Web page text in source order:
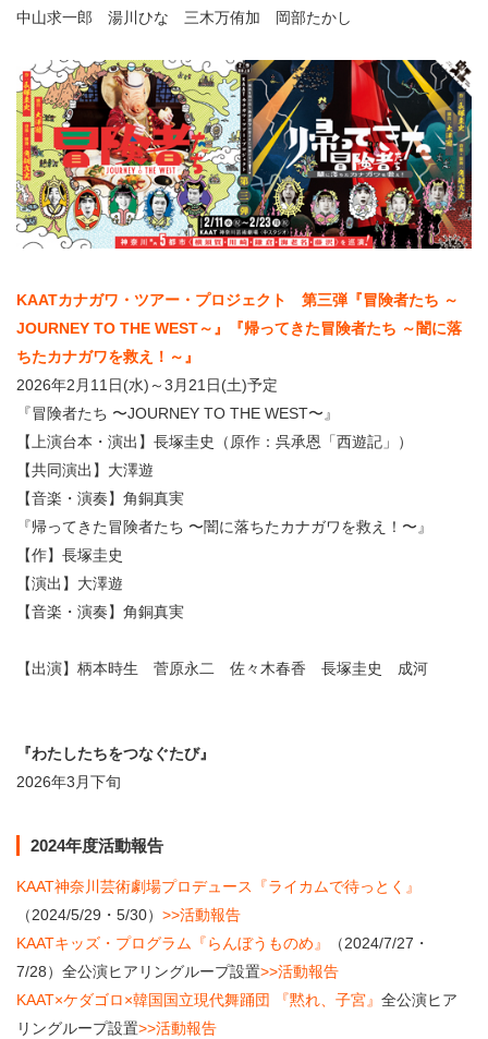
中山求一郎 湯川ひな 三木万侑加 岡部たかし
KAATカナガワ・ツアー・プロジェクト 第三弾『冒険者たち ～
JOURNEY TO THE WEST～』『帰ってきた冒険者たち ～闇に落
ちたカナガワを救え！～』
2026年2月11日(水)～3月21日(土)予定
『冒険者たち 〜JOURNEY TO THE WEST〜』
【上演台本・演出】長塚圭史（原作：呉承恩「西遊記」）
【共同演出】大澤遊
【音楽・演奏】角銅真実
『帰ってきた冒険者たち 〜闇に落ちたカナガワを救え！〜』
【作】長塚圭史
【演出】大澤遊
【音楽・演奏】角銅真実
【出演】柄本時生 菅原永二 佐々木春香 長塚圭史 成河
『わたしたちをつなぐたび』
2026年3月下旬
2024年度活動報告
KAAT神奈川芸術劇場プロデュース『ライカムで待っとく』
（2024/5/29・5/30） >>活動報告
KAATキッズ・プログラム『らんぼうものめ』
（2024/7/27・
7/28）全公演ヒアリングループ設置>>活動報告
KAAT×ケダゴロ×韓国国立現代舞踊団 『黙れ、子宮』 全公演ヒア
リングループ設置>>活動報告